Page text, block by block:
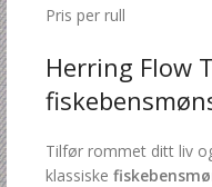
Pris per rull
Herring Flow
Tilfør rommet ditt liv
klassiske